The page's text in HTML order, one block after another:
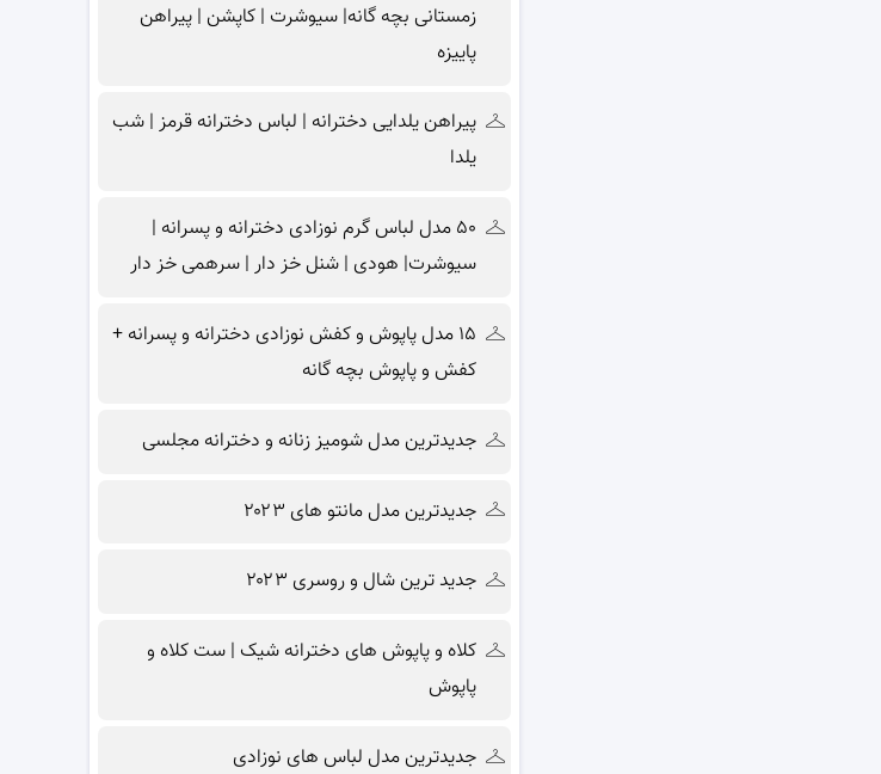
زمستانی بچه گانه| سیوشرت | کاپشن | پیراهن
پاییزه
پیراهن یلدایی دخترانه | لباس دخترانه قرمز | شب
یلدا
۵۰ مدل لباس گرم نوزادی دخترانه و پسرانه |
سیوشرت| هودی | شنل خز دار | سرهمی خز دار
۱۵ مدل پاپوش و کفش نوزادی دخترانه و پسرانه +
کفش و پاپوش بچه گانه
جدیدترین مدل شومیز زنانه و دخترانه مجلسی
جدیدترین مدل مانتو های ۲۰۲۳
جدید ترین شال و روسری ۲۰۲۳
کلاه و پاپوش های دخترانه شیک | ست کلاه و
پاپوش
جدیدترین مدل لباس های نوزادی